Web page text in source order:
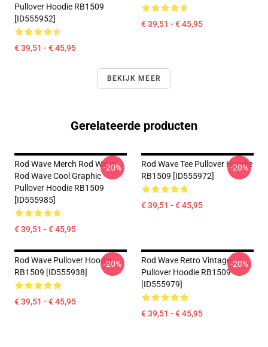
Pullover Hoodie RB1509
[ID555952]
€ 39,51 - € 45,95
€ 39,51 - € 45,95
BEKIJK MEER
Gerelateerde producten
Rod Wave Merch Rod Wave
Rod Wave Cool Graphic
Pullover Hoodie RB1509
[ID555985]
€ 39,51 - € 45,95
-20%
Rod Wave Tee Pullover Hoodie
RB1509 [ID555972]
€ 39,51 - € 45,95
-20%
Rod Wave Pullover Hoodie
RB1509 [ID555938]
€ 39,51 - € 45,95
-20%
Rod Wave Retro Vintage
Pullover Hoodie RB1509
[ID555979]
€ 39,51 - € 45,95
-20%